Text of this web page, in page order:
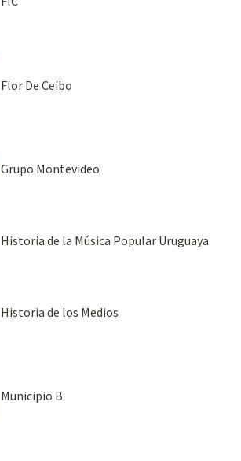
Flor De Ceibo
Grupo Montevideo
Historia de la Música Popular Uruguaya
Historia de los Medios
Municipio B